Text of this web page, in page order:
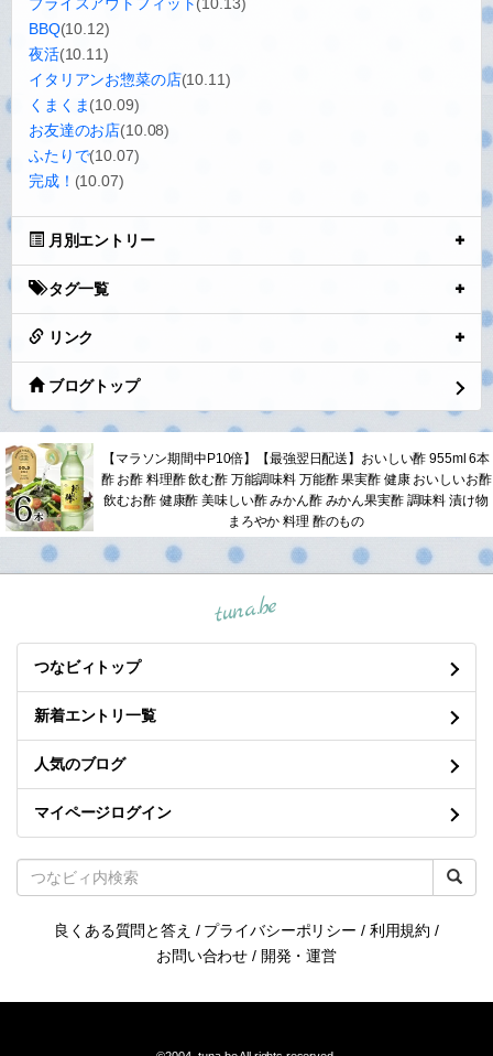
パッチンピン
トップノットいつ切るともわからないけど、ついつい買っちゃうル
2014.08.21 17:52 0